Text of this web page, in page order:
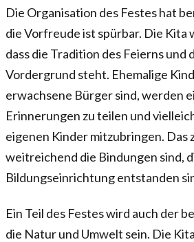
Die Organisation des Festes hat
die Vorfreude ist spürbar. Die Kita
dass die Tradition des Feierns und
Vordergrund steht. Ehemalige
erwachsene Bürger sind, werden
Erinnerungen zu teilen und
eigenen Kinder mitzubringen. Das
weitreichend die Bindungen sind,
Bildungseinrichtung entstanden
Ein Teil des Festes wird auch der
die Natur und Umwelt sein. Die